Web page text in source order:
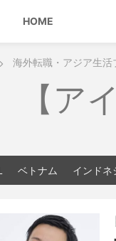
HOME
海外転職・アジア生活
【ア
ベトナム インドネ